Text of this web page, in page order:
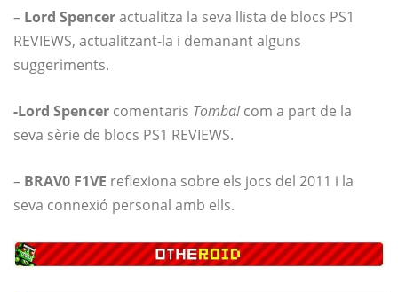
– Lord Spenceractualitza la seva llista de blocs PS1
REVIEWS, actualitzant-la i demanant alguns
suggeriments.
-Lord Spencer comentaris Tomba!com a part de la
seva sèrie de blocs PS1 REVIEWS.
– BRAV0 F1VE reflexiona sobre els jocs del 2011 i la
seva connexió personal amb ells.